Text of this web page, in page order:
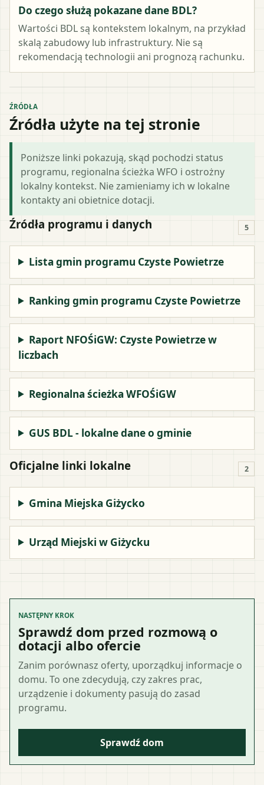
Do czego służą pokazane dane BDL?
Wartości BDL są kontekstem lokalnym, na przykład
skalą zabudowy lub infrastruktury. Nie są
rekomendacją technologii ani prognozą rachunku.
ŹRÓDŁA
Źródła użyte na tej stronie
Poniższe linki pokazują, skąd pochodzi status
programu, regionalna ścieżka WFO i ostrożny
lokalny kontekst. Nie zamieniamy ich w lokalne
kontakty ani obietnice dotacji.
Źródła programu i danych 5
Lista gmin programu Czyste Powietrze
Ranking gmin programu Czyste Powietrze
Raport NFOŚiGW: Czyste Powietrze w
liczbach
Regionalna ścieżka WFOŚiGW
GUS BDL - lokalne dane o gminie
Oficjalne linki lokalne 2
Gmina Miejska Giżycko
Urząd Miejski w Giżycku
NASTĘPNY KROK
Sprawdź dom przed rozmową o
dotacji albo ofercie
Zanim porównasz oferty, uporządkuj informacje o
domu. To one zdecydują, czy zakres prac,
urządzenie i dokumenty pasują do zasad
programu.
Sprawdź dom